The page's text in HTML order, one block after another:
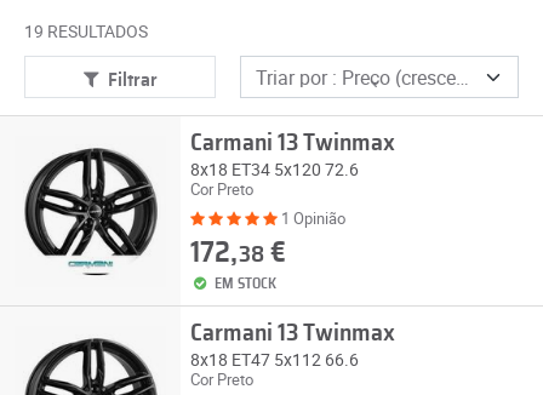
19 RESULTADOS
Filtrar
Carmani 13 Twinmax
8x18 ET34 5x120 72.6
Cor Preto
1 Opinião
172,38€
EM STOCK
Carmani 13 Twinmax
8x18 ET47 5x112 66.6
Cor Preto